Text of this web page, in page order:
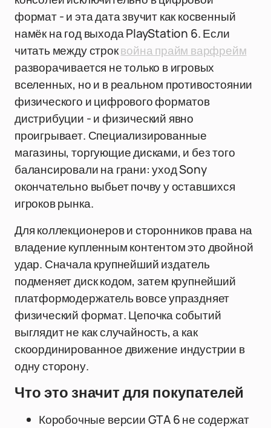
формат - и эта дата звучит как косвенный
намёк на год выхода PlayStation 6. Если
читать между строквойна прайм варфрейм
разворачивается не только в игровых
вселенных, но и в реальном противостоянии
физического и цифрового форматов
дистрибуции - и физический явно
проигрывает. Специализированные
магазины, торгующие дисками, и без того
балансировали на грани: уход Sony
окончательно выбьет почву у оставшихся
игроков рынка.
Для коллекционеров и сторонников права на
владение купленным контентом это двойной
удар. Сначала крупнейший издатель
подменяет диск кодом, затем крупнейший
платформодержатель вовсе упраздняет
физический формат. Цепочка событий
выглядит не как случайность, а как
скоординированное движение индустрии в
одну сторону.
Что это значит для покупателей
Коробочные версии GTA 6 не содержат